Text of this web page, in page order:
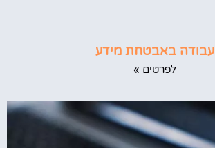
עבודה באבטחת מידע
לפרטים »